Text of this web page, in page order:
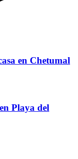
en Chetumal
Playa del